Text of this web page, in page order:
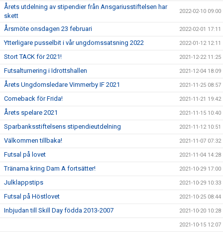
Årets utdelning av stipendier från Ansgariusstiftelsen har
skett
2022-02-10 09:00
Årsmöte onsdagen 23 februari 2022-02-01 17:11
Ytterligare pusselbit i vår ungdomssatsning 2022 2022-01-12 12:11
Stort TACK för 2021! 2021-12-22 11:25
Futsalturnering i Idrottshallen 2021-12-04 18:09
Årets Ungdomsledare Vimmerby IF 2021 2021-11-25 08:57
Comeback för Frida! 2021-11-21 19:42
Årets spelare 2021 2021-11-15 10:40
Sparbanksstiftelsens stipendieutdelning 2021-11-12 10:51
Välkommen tillbaka! 2021-11-07 07:32
Futsal på lovet 2021-11-04 14:28
Tränarna kring Dam A fortsätter! 2021-10-29 17:00
Julklappstips 2021-10-29 10:33
Futsal på Höstlovet 2021-10-25 08:44
Inbjudan till Skill Day födda 2013-2007 2021-10-20 10:28
2021-10-15 12:07